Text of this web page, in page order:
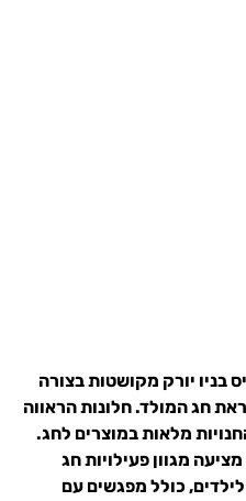
בניו יורק מקושטות בצורה
חג המולד. חלונות הראווה
מלאות במוצרים לחג.
מציעה מגוון פעילויות חג
כולל מפגשים עם